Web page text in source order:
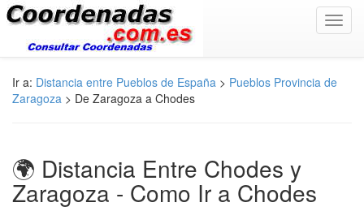
Ir a: Distancia entre Pueblos de España > Pueblos Provincia de
Zaragoza > De Zaragoza a Chodes
🌍 Distancia Entre Chodes y
Zaragoza - Como Ir a Chodes